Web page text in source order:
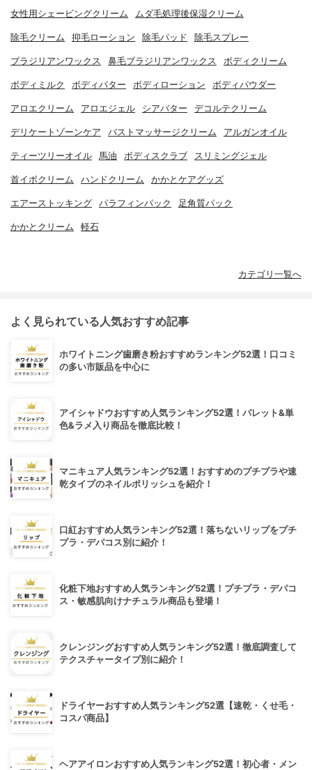
女性用シェービングクリーム ムダ毛処理後保湿クリーム
除毛クリーム 抑毛ローション 除毛パッド 除毛スプレー
ブラジリアンワックス 鼻毛ブラジリアンワックス ボディクリーム
ボディミルク ボディバター ボディローション ボディパウダー
アロエクリーム アロエジェル シアバター デコルテクリーム
デリケートゾーンケア バストマッサージクリーム アルガンオイル
ティーツリーオイル 馬油 ボディスクラブ スリミングジェル
首イボクリーム ハンドクリーム かかとケアグッズ
エアーストッキング パラフィンパック 足角質パック
かかとクリーム 軽石
カテゴリ一覧へ
よく見られている人気おすすめ記事
ホワイトニング歯磨き粉おすすめランキング52選！口コミ
の多い市販品を中心に
アイシャドウおすすめ人気ランキング52選！パレット&単
色&ラメ入り商品を徹底比較！
マニキュア人気ランキング52選！おすすめのプチプラや速
乾タイプのネイルポリッシュを紹介！
口紅おすすめ人気ランキング52選！落ちないリップをプチ
プラ・デパコス別に紹介！
化粧下地おすすめ人気ランキング52選！プチプラ・デパコ
ス・敏感肌向けナチュラル商品も登場！
クレンジングおすすめ人気ランキング52選！徹底調査して
テクスチャータイプ別に紹介！
ドライヤーおすすめ人気ランキング52選【速乾・くせ毛・
コスパ商品】
ヘアアイロンおすすめ人気ランキング52選！初心者・メン